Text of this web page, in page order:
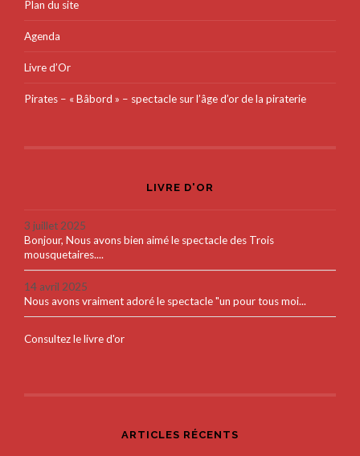
Plan du site
Agenda
Livre d’Or
Pirates – « Bâbord » – spectacle sur l’âge d’or de la piraterie
LIVRE D'OR
3 juillet 2025
Bonjour, Nous avons bien aimé le spectacle des Trois
mousquetaires....
14 avril 2025
Nous avons vraiment adoré le spectacle "un pour tous moi...
Consultez le livre d'or
ARTICLES RÉCENTS